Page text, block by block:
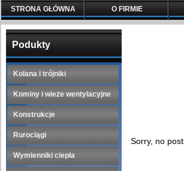
STRONA GŁÓWNA O FIRMIE
Podukty
Kolana i trójniki
Kominy i wieże wentylacyjne
Konstrukcje
Rurociągi
Wymienniki ciepła
Sorry, no